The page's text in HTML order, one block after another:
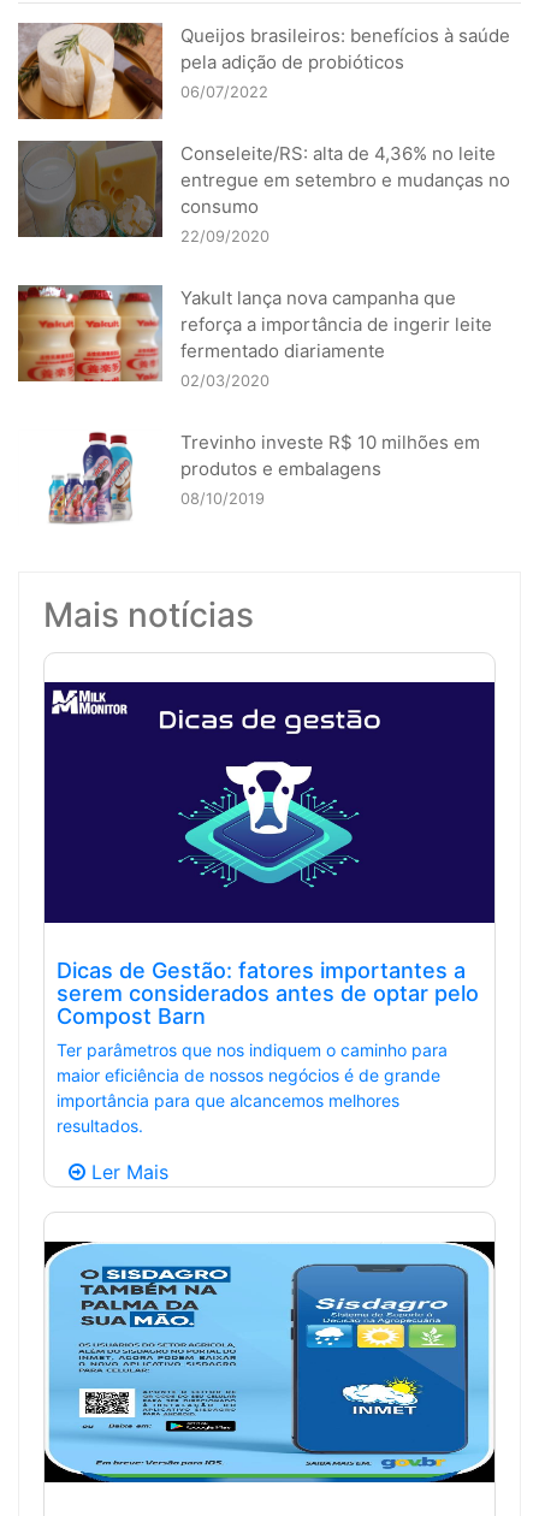
Queijos brasileiros: benefícios à saúde
pela adição de probióticos
06/07/2022
Conseleite/RS: alta de 4,36% no leite
entregue em setembro e mudanças no
consumo
22/09/2020
Yakult lança nova campanha que
reforça a importância de ingerir leite
fermentado diariamente
02/03/2020
Trevinho investe R$ 10 milhões em
produtos e embalagens
08/10/2019
Mais notícias
Dicas de Gestão: fatores importantes a
serem considerados antes de optar pelo
Compost Barn
Ter parâmetros que nos indiquem o caminho para
maior eficiência de nossos negócios é de grande
importância para que alcancemos melhores
resultados.
Ler Mais